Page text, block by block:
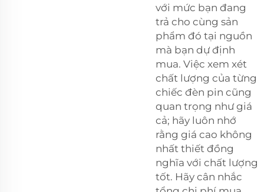
với mức bạn đang
trả cho cùng sản
phẩm đó tại nguồn
mà bạn dự định
mua. Việc xem xét
chất lượng của từng
chiếc đèn pin cũng
quan trọng như giá
cả; hãy luôn nhớ
rằng giá cao không
nhất thiết đồng
nghĩa với chất lượng
tốt. Hãy cân nhắc